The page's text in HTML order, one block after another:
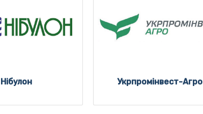
Нібулон Укрпромінвест-Агро